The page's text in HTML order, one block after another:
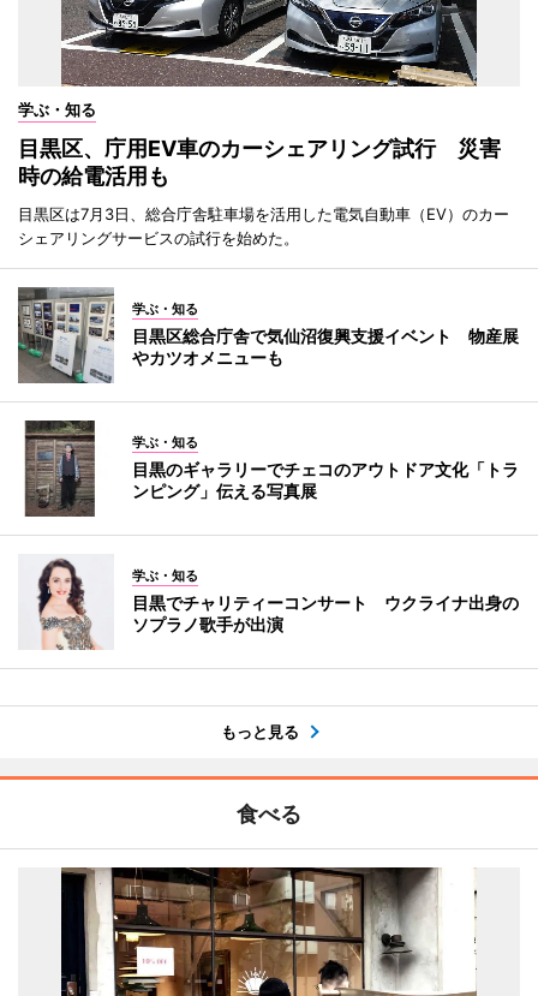
学ぶ・知る
目黒区、庁用EV車のカーシェアリング試行 災害
時の給電活用も
目黒区は7月3日、総合庁舎駐車場を活用した電気自動車（EV）のカー
シェアリングサービスの試行を始めた。
学ぶ・知る
目黒区総合庁舎で気仙沼復興支援イベント 物産展
やカツオメニューも
学ぶ・知る
目黒のギャラリーでチェコのアウトドア文化「トラ
ンピング」伝える写真展
学ぶ・知る
目黒でチャリティーコンサート ウクライナ出身の
ソプラノ歌手が出演
もっと見る
食べる